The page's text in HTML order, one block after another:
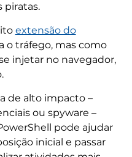
piratas.
extensão do
o tráfego, mas como
injetar no navegador,
de alto impacto –
ou spyware –
pode ajudar
inicial e passar